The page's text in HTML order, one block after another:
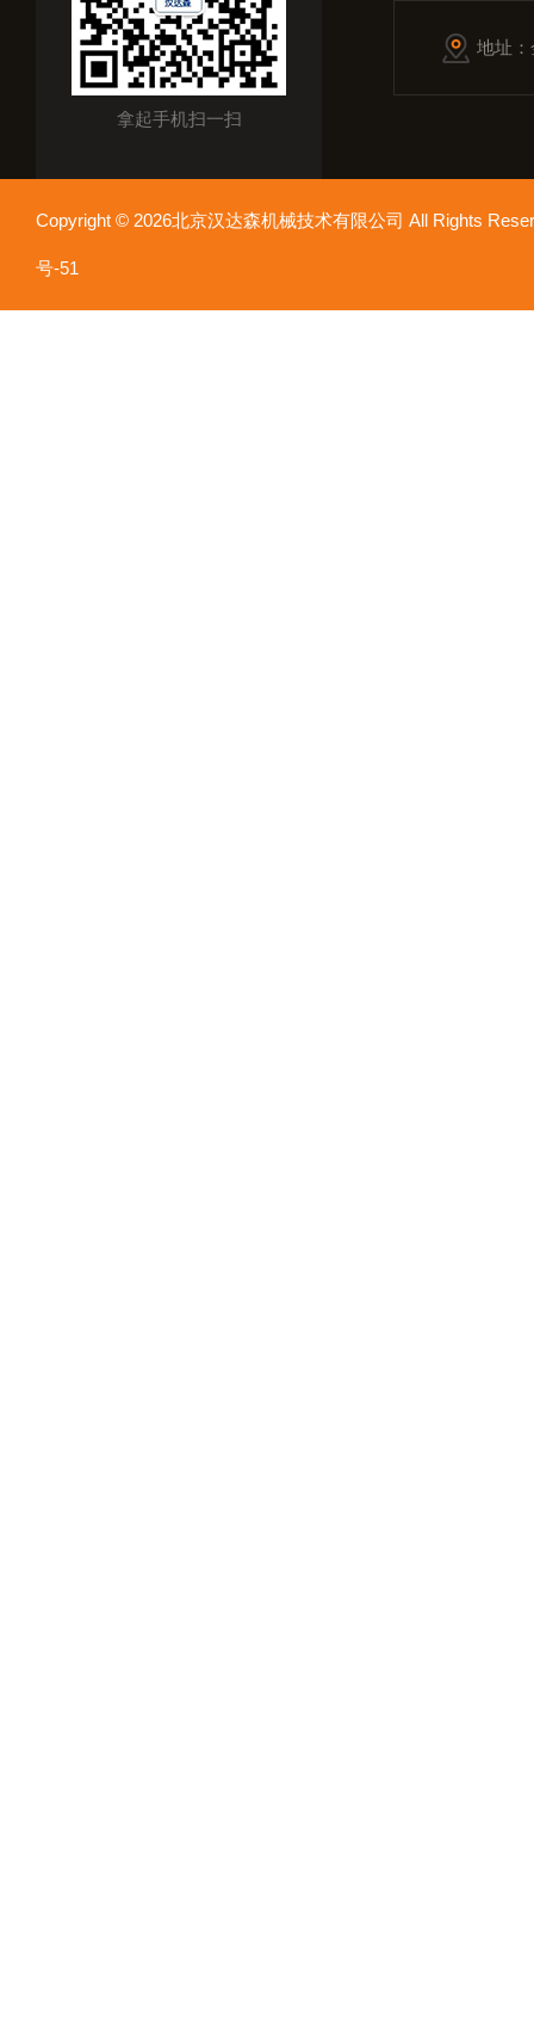
拿起手机扫一扫
地址
Copyright © 2026北京汉达森机械技术有限公司 All Rights
号-51